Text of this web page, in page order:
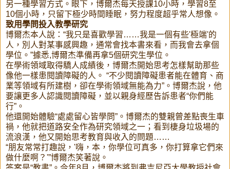
另一種學習方式。眼下，博爾杰每天授課10小時，學習8至
10個小時，只留下極少時間睡眠，努力程度超乎常人想像。
致用學問投入教學研究
博爾杰本人說：“我只是喜歡學習……我是一個有些'極端'的
人，別人對某事感興趣，通常會找本書來看，而我會去拿個
學位。”據悉,博爾杰準備再拿5個研究生學位。
在學術領域取得驕人成績後，博爾杰開始思考怎樣幫助那些
像他一樣患閱讀障礙的人。 “不少閱讀障礙患者能在體育、商
業等領域有所建樹，卻在學術領域無能為力”。博爾杰說，他
要讓更多人認識閱讀障礙，並以親身經歷告訴患者“你們能
行”。
他還開始體驗“處處留心皆學問”。博爾杰的雙親曾差點喪生車
禍，他就把道路安全作為研究領域之一；看到棲身垃圾場的
流浪漢，他又開始思考教育與收入的問題……
“朋友常常打趣說，'嗨，本，你學位可真多，你打算拿它們來
做什麼啊？'”博爾杰笑著說。